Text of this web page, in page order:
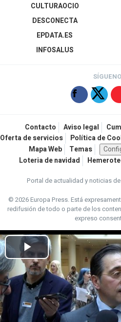
CULTURAOCIO
DESCONECTA
EPDATA.ES
INFOSALUS
Contacto Aviso legal
Oferta de servicios
Política de
Mapa Web
Temas
Loteria de navidad
Portal de actualidad y noticias
© 2026 Europa Press.Está
redifusión de todo o parte de los
expreso